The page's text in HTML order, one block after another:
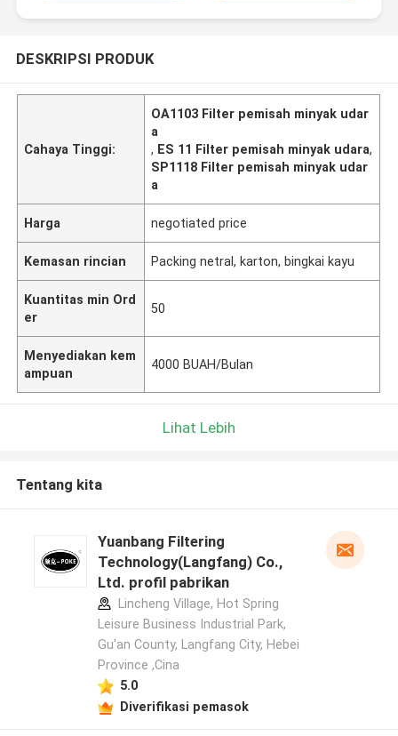
DESKRIPSI PRODUK
Cahaya Tinggi:
OA1103 Filter pemisah minyak udar
a
, ES 11 Filter pemisah minyak udara,
SP1118 Filter pemisah minyak udar
a
Harga negotiated price
Kemasan rincian Packing netral, karton, bingkai kayu
Kuantitas min Ord
er
50
Menyediakan kem
ampuan
4000 BUAH/Bulan
Lihat Lebih
Tentang kita
Yuanbang Filtering
Technology(Langfang) Co.,
Ltd. profil pabrikan
Lincheng Village, Hot Spring
Leisure Business Industrial Park,
Gu'an County, Langfang City, Hebei
Province ,Cina
5.0
Diverifikasi pemasok